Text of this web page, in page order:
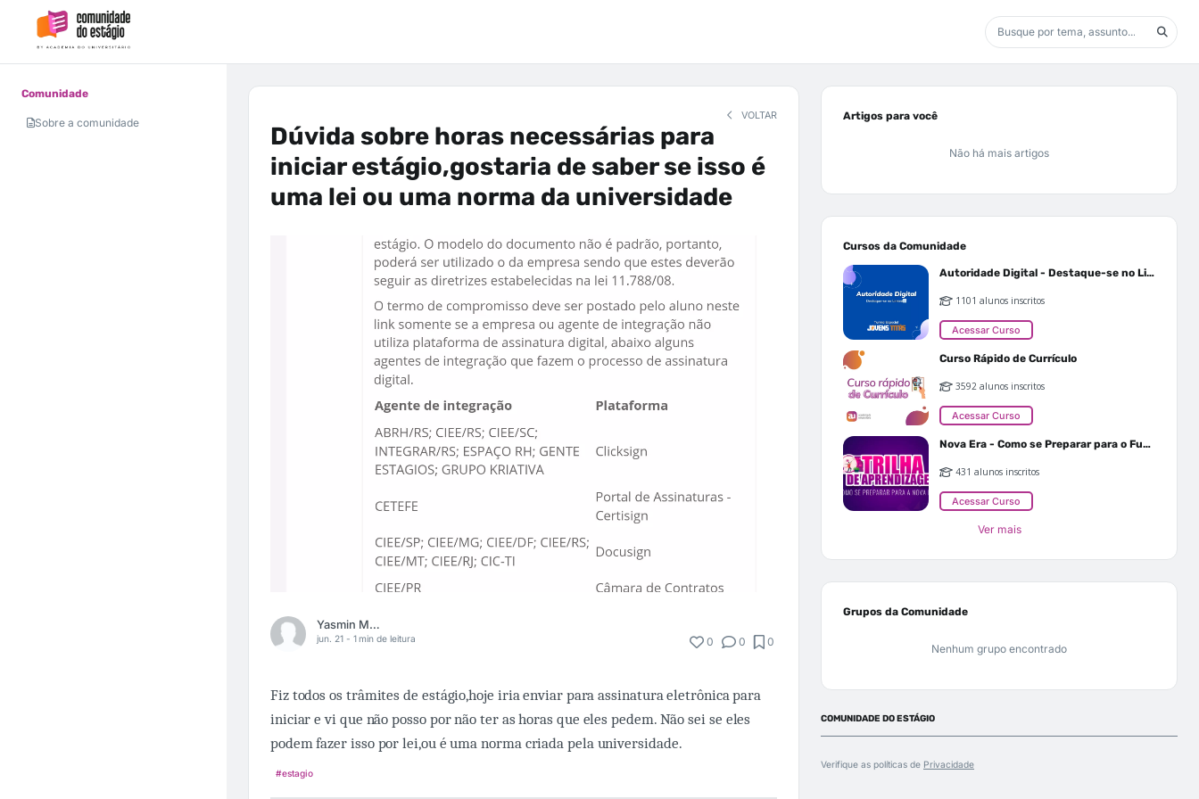
Comunidade
Sobre a comunidade
VOLTAR
Dúvida sobre horas necessárias para
iniciar estágio,gostaria de saber se isso é
uma lei ou uma norma da universidade
Yasmin Mello
jun. 21 - 1 min de leitura 0 0 0
Fiz todos os trâmites de estágio,hoje iria enviar para assinatura eletrônica para
iniciar e vi que não posso por não ter as horas que eles pedem. Não sei se eles
podem fazer isso por lei,ou é uma norma criada pela universidade.
#estagio
Artigos para você
Não há mais artigos
Cursos da Comunidade
Autoridade Digital - Destaque-se no Linkedin
1101 alunos inscritos
Acessar Curso
Curso Rápido de Currículo
3592 alunos inscritos
Acessar Curso
Nova Era - Como se Preparar para o Futuro
431 alunos inscritos
Acessar Curso
Ver mais
Grupos da Comunidade
Nenhum grupo encontrado
COMUNIDADE DO ESTÁGIO
Verifique as políticas de Privacidade